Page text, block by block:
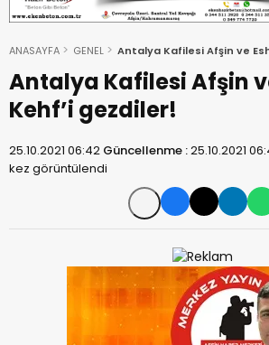
ANASAYFA GENEL Antalya Kafilesi Afşin ve
Antalya Kafilesi Afşin
Kehf’i gezdiler!
25.10.2021 06:42 Güncellenme :25.10.2021
kez görüntülendi